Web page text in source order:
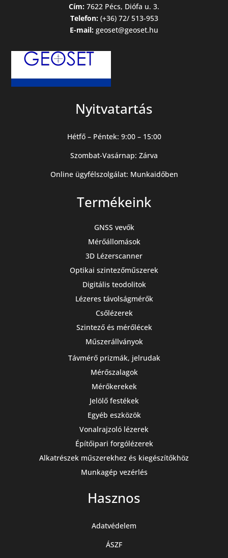
Cím: 7622 Pécs, Diófa u. 3.
Telefon:(+36) 72/ 513-953
E-mail: geoset@geoset.hu
Nyitvatartás
Hétfő – Péntek: 9:00 – 15:00
Szombat-Vasárnap: Zárva
Online ügyfélszolgálat: Munkaidőben
Termékeink
GNSS vevők
Mérőállomások
3D Lézerscanner
Optikai szintezőműszerek
Digitális teodolitok
Lézeres távolságmérők
Csőlézerek
Szintező és mérőlécek
Műszerállványok
Távmérő prizmák, jelrudak
Mérőszalagok
Mérőkerekek
Jelölő festékek
Egyéb eszközök
Vonalrajzoló lézerek
Építőipari forgólézerek
Alkatrészek műszerekhez és kiegészítőkhöz
Munkagép vezérlés
Hasznos
Adatvédelem
ÁSZF